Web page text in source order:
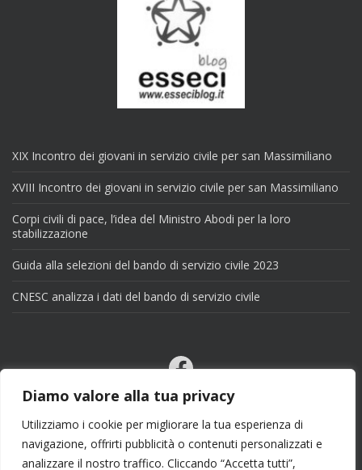
Diamo valore alla tua privacy
Utilizziamo i cookie per migliorare la tua esperienza di
navigazione, offrirti pubblicità o contenuti personalizzati e
analizzare il nostro traffico. Cliccando “Accetta tutti”,
XIX Incontro dei giovani in servizio civile per san Massimiliano
XVIII Incontro dei giovani in servizio civile per san Massimiliano
Corpi civili di pace, l’idea del Ministro Abodi per la loro
stabilizzazione
Guida alla selezioni del bando di servizio civile 2023
CNESC analizza i dati del bando di servizio civile
Facebook
Email
X